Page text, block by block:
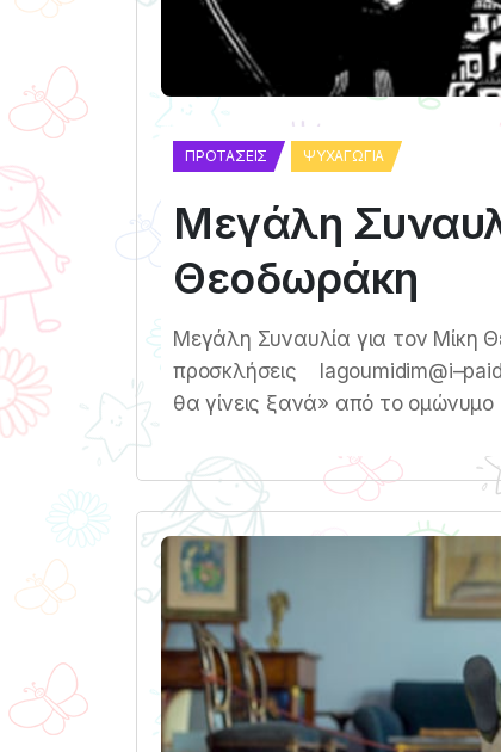
ΠΡΟΤΆΣΕΙΣ ΨΥΧΑΓΩΓΊΑ
Μεγάλη
Θεοδωράκη
Μεγάλη Συναυλία για τον Μίκη
προσκλήσεις
θα γίνεις ξανά» από το